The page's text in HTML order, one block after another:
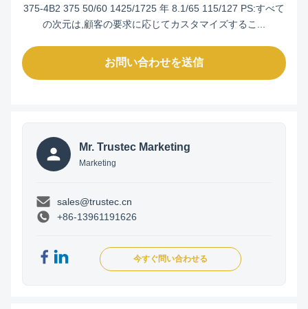
375-4B2 375 50/60 1425/1725 年 8.1/65 115/127 PS:すべて
の次元は,顧客の要求に応じてカスタマイズするこ...
お問い合わせを送信
Mr. Trustec Marketing
Marketing
sales@trustec.cn
+86-13961191626
今すぐ問い合わせる